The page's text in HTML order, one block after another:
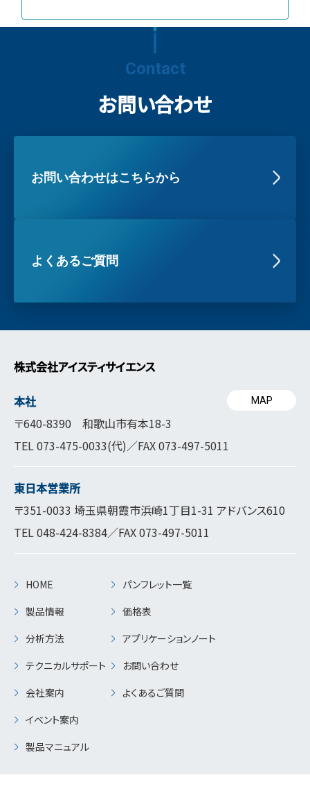
Contact
お問い合わせ
お問い合わせはこちらから
よくあるご質問
株式会社アイスティサイエンス
本社
〒640-8390 和歌山市有本18-3
TEL073-475-0033(代)／FAX 073-497-5011
MAP
東日本営業所
〒351-0033 埼玉県朝霞市浜崎1丁目1-31 アドバンス610
TEL048-424-8384／FAX 073-497-5011
HOME
製品情報
分析方法
テクニカルサポート
会社案内
イベント案内
製品マニュアル
パンフレット一覧
価格表
アプリケーションノート
お問い合わせ
よくあるご質問